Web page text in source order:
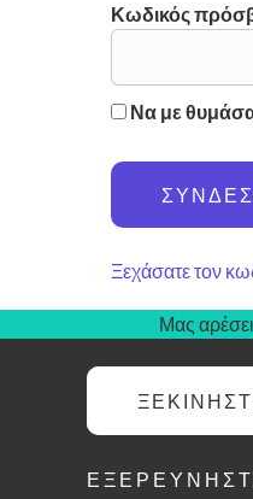
Κωδικός
Να με
Ξεχάσατε τον
Μας